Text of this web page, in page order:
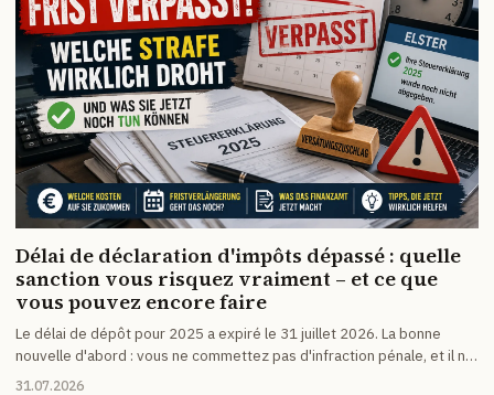
Délai de déclaration d'impôts dépassé : quelle
sanction vous risquez vraiment – et ce que
vous pouvez encore faire
Le délai de dépôt pour 2025 a expiré le 31 juillet 2026. La bonne
nouvelle d'abord : vous ne commettez pas d'infraction pénale, et il ne
se passe rien le 1er août. Voici ce qui arrive vraiment, ce que cela
31.07.2026